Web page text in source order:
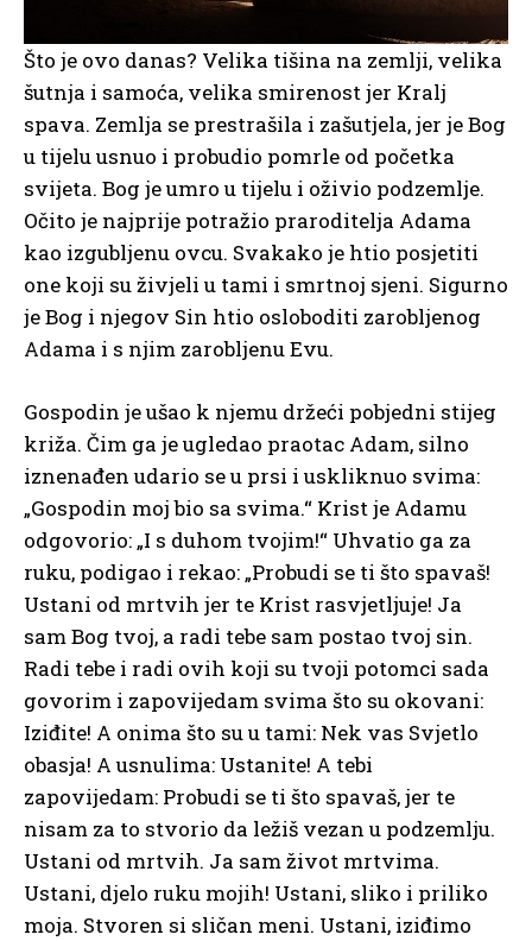
Što je ovo danas? Velika tišina na zemlji, velika
šutnja i samoća, velika smirenost jer Kralj
spava. Zemlja se prestrašila i zašutjela, jer je Bog
u tijelu usnuo i probudio pomrle od početka
svijeta. Bog je umro u tijelu i oživio podzemlje.
Očito je najprije potražio praroditelja Adama
kao izgubljenu ovcu. Svakako je htio posjetiti
one koji su živjeli u tami i smrtnoj sjeni. Sigurno
je Bog i njegov Sin htio osloboditi zarobljenog
Adama i s njim zarobljenu Evu.
Gospodin je ušao k njemu držeći pobjedni stijeg
križa. Čim ga je ugledao praotac Adam, silno
iznenađen udario se u prsi i uskliknuo svima:
„Gospodin moj bio sa svima.“ Krist je Adamu
odgovorio: „I s duhom tvojim!“ Uhvatio ga za
ruku, podigao i rekao: „Probudi se ti što spavaš!
Ustani od mrtvih jer te Krist rasvjetljuje! Ja
sam Bog tvoj, a radi tebe sam postao tvoj sin.
Radi tebe i radi ovih koji su tvoji potomci sada
govorim i zapovijedam svima što su okovani:
Iziđite! A onima što su u tami: Nek vas Svjetlo
obasja! A usnulima: Ustanite! A tebi
zapovijedam: Probudi se ti što spavaš, jer te
nisam za to stvorio da ležiš vezan u podzemlju.
Ustani od mrtvih. Ja sam život mrtvima.
Ustani, djelo ruku mojih! Ustani, sliko i priliko
moja. Stvoren si sličan meni. Ustani, iziđimo